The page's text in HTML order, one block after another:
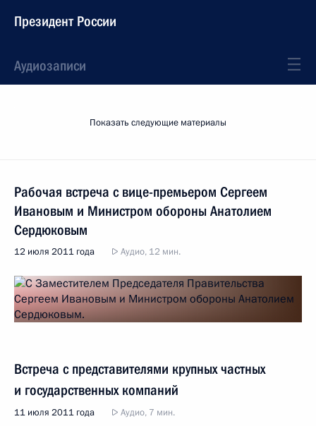
Президент России
Аудиозаписи
Показать следующие материалы
Рабочая встреча с вице-премьером Сергеем
Ивановым и Министром обороны Анатолием
Сердюковым
12 июля 2011 года Аудио, 12 мин.
Встреча с представителями крупных частных
и государственных компаний
11 июля 2011 года Аудио, 7 мин.